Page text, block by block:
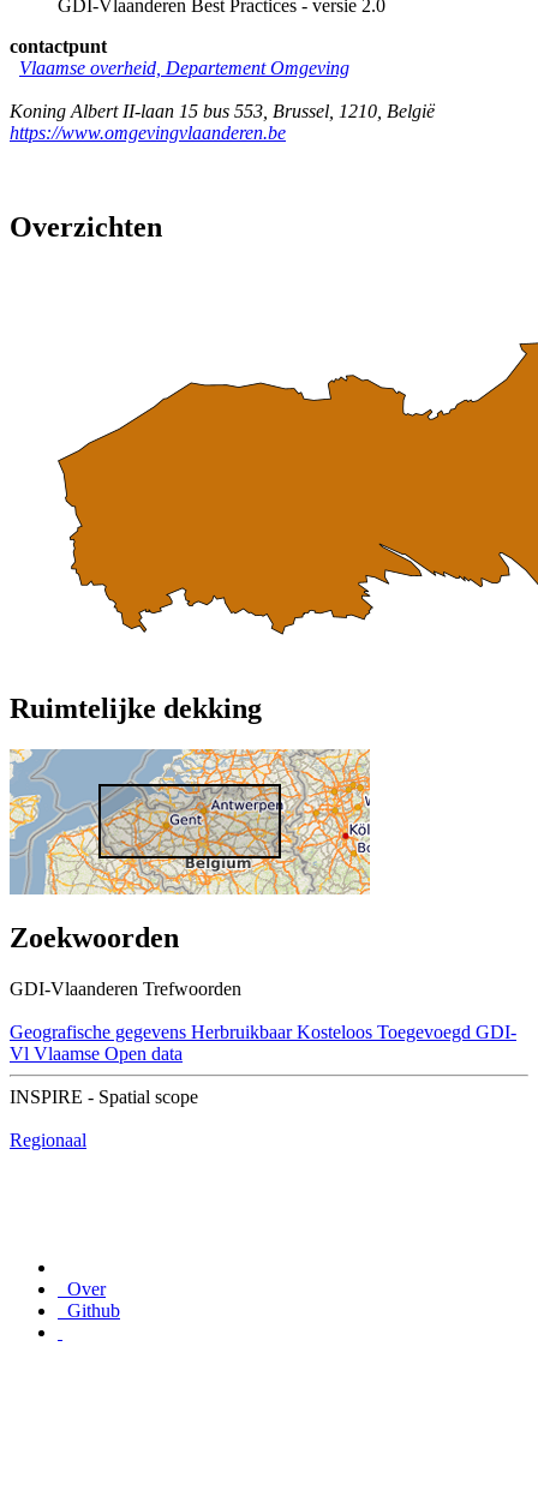
GDI-Vlaanderen Best Practices - versie 2.0
contactpunt
Vlaamse overheid, Departement Omgeving
Koning Albert II-laan 15 bus 553 Brussel 1210 België
https://www.omgevingvlaanderen.be
Overzichten
Ruimtelijke dekking
Zoekwoorden
GDI-Vlaanderen Trefwoorden
Geografische gegevens Herbruikbaar Kosteloos Toegevoegd GDI-
Vl Vlaamse Open data
INSPIRE - Spatial scope
Regionaal
Over
Github